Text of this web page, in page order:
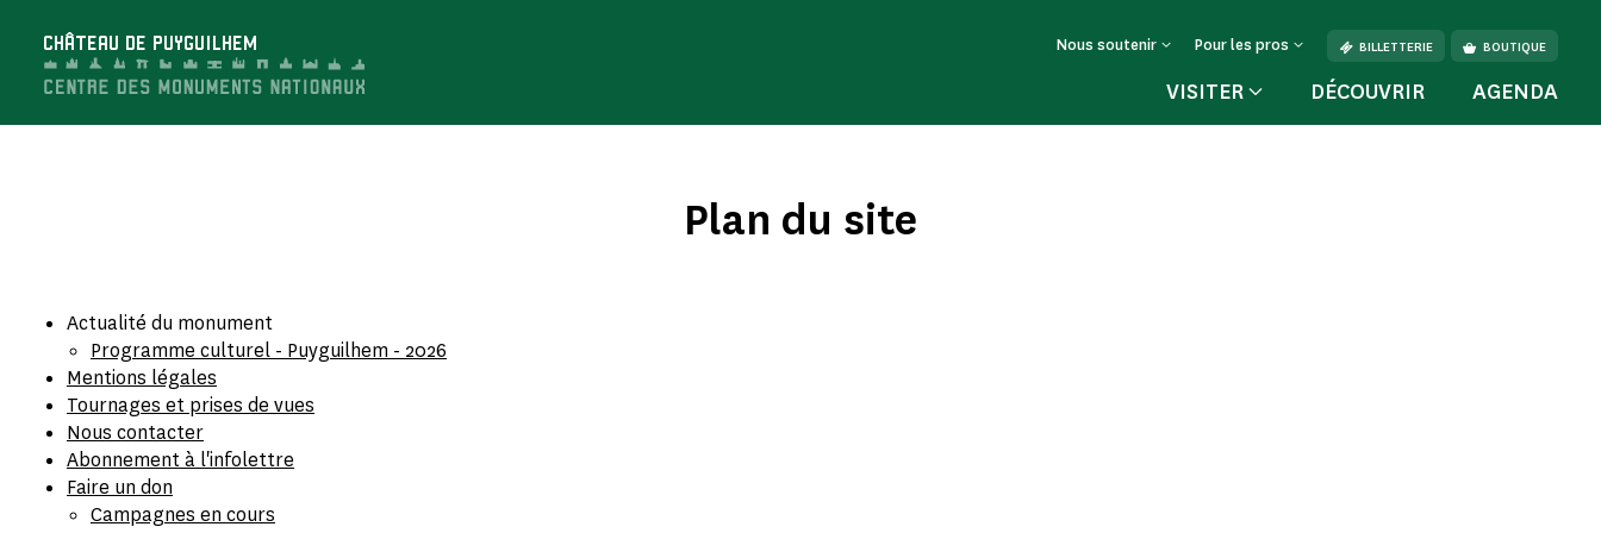
CHÂTEAU DE PUYGUILHEM Nous soutenir Pour les pros BILLETTERIE BOUTIQUE
VISITER DÉCOUVRIR AGENDA
Plan du site
Actualité du monument
Programme culturel - Puyguilhem - 2026
Mentions légales
Tournages et prises de vues
Nous contacter
Abonnement à l'infolettre
Faire un don
Campagnes en cours